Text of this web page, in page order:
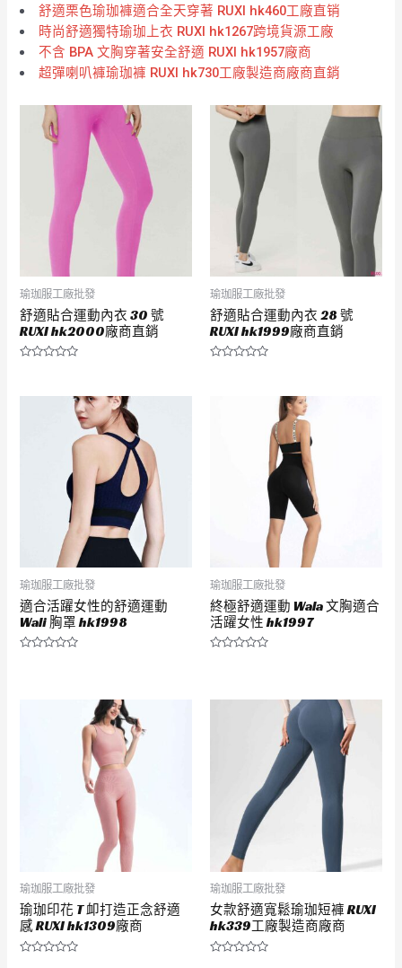
舒適栗色瑜珈褲適合全天穿著 RUXI hk460工廠直销
時尚舒適獨特瑜珈上衣 RUXI hk1267跨境貨源工廠
不含 BPA 文胸穿著安全舒適 RUXI hk1957廠商
超彈喇叭褲瑜珈褲 RUXI hk730工廠製造商廠商直銷
瑜珈服工廠批發
舒適貼合運動內衣 30 號
RUXI hk2000廠商直銷
滿
瑜珈服工廠批發
舒適貼合運動內衣 28 號
RUXI hk1999廠商直銷
瑜珈服工廠批發
適合活躍女性的舒適運動
Wali 胸罩 hk1998
瑜珈服工廠批發
終極舒適運動 Wala 文胸適合
活躍女性 hk1997
分
瑜珈服工廠批發
瑜珈印花 T 卹打造正念舒適
感 RUXI hk1309廠商
瑜珈服工廠批發
女款舒適寬鬆瑜珈短褲 RUXI
hk339工廠製造商廠商